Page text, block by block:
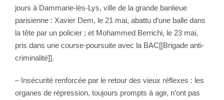
jours à Dammarie-lès-Lys, ville de la grande banlieue
parisienne : Xavier Dem, le 21 mai, abattu d’une balle dans
la tête par un policier ; et Mohammed Berrichi, le 23 mai,
pris dans une course-poursuite avec la BAC[[Brigade anti-
criminalité]].
– Insécurité renforcée par le retour des vieux réflexes : les
organes de répression, toujours prompts à agir, n’ont pas